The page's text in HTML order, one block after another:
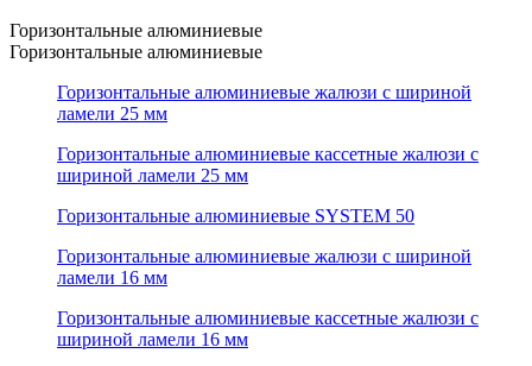
Горизонтальные алюминиевые
Горизонтальные алюминиевые
Горизонтальные алюминиевые жалюзи с шириной
ламели 25 мм
Горизонтальные алюминиевые кассетные жалюзи с
шириной ламели 25 мм
Горизонтальные алюминиевые SYSTEM 50
Горизонтальные алюминиевые жалюзи с шириной
ламели 16 мм
Горизонтальные алюминиевые кассетные жалюзи с
шириной ламели 16 мм